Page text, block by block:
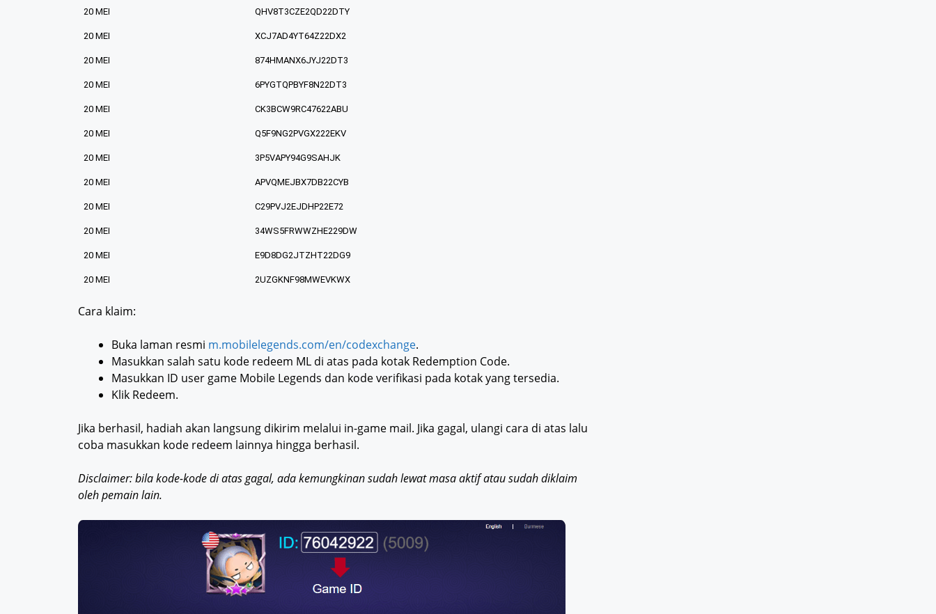
20 MEI QHV8T3CZE2QD22DTY
20 MEI XCJ7AD4YT64Z22DX2
20 MEI 874HMANX6JYJ22DT3
20 MEI 6PYGTQPBYF8N22DT3
20 MEI CK3BCW9RC47622ABU
20 MEI Q5F9NG2PVGX222EKV
20 MEI 3P5VAPY94G9SAHJK
20 MEI APVQMEJBX7DB22CYB
20 MEI C29PVJ2EJDHP22E72
20 MEI 34WS5FRWWZHE229DW
20 MEI E9D8DG2JTZHT22DG9
20 MEI 2UZGKNF98MWEVKWX
Cara klaim:
Buka laman resmi m.mobilelegends.com/en/codexchange.
Masukkan salah satu kode redeem ML di atas pada kotak Redemption Code.
Masukkan ID user game Mobile Legends dan kode verifikasi pada kotak yang tersedia.
Klik Redeem.
Jika berhasil, hadiah akan langsung dikirim melalui in-game mail. Jika gagal, ulangi cara di atas lalu
coba masukkan kode redeem lainnya hingga berhasil.
Disclaimer: bila kode-kode di atas gagal, ada kemungkinan sudah lewat masa aktif atau sudah diklaim
oleh pemain lain.